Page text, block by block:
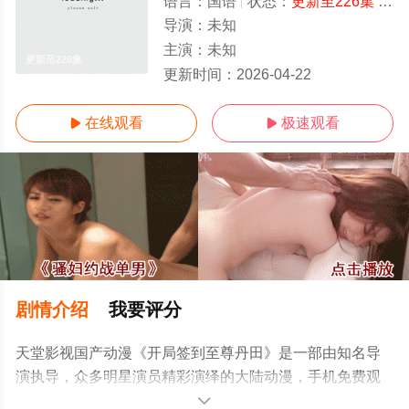
导演： 未知
主演： 未知
更新时间： 2026-04-22
 在线观看  极速观看
剧情介绍 我要评分
天堂影视国产动漫《开局签到至尊丹田》是一部由知名导
演执导，众多明星演员精彩演绎的大陆动漫，手机免费观
看高清未删减完整版动漫全集就上天堂电影网，更多相关
